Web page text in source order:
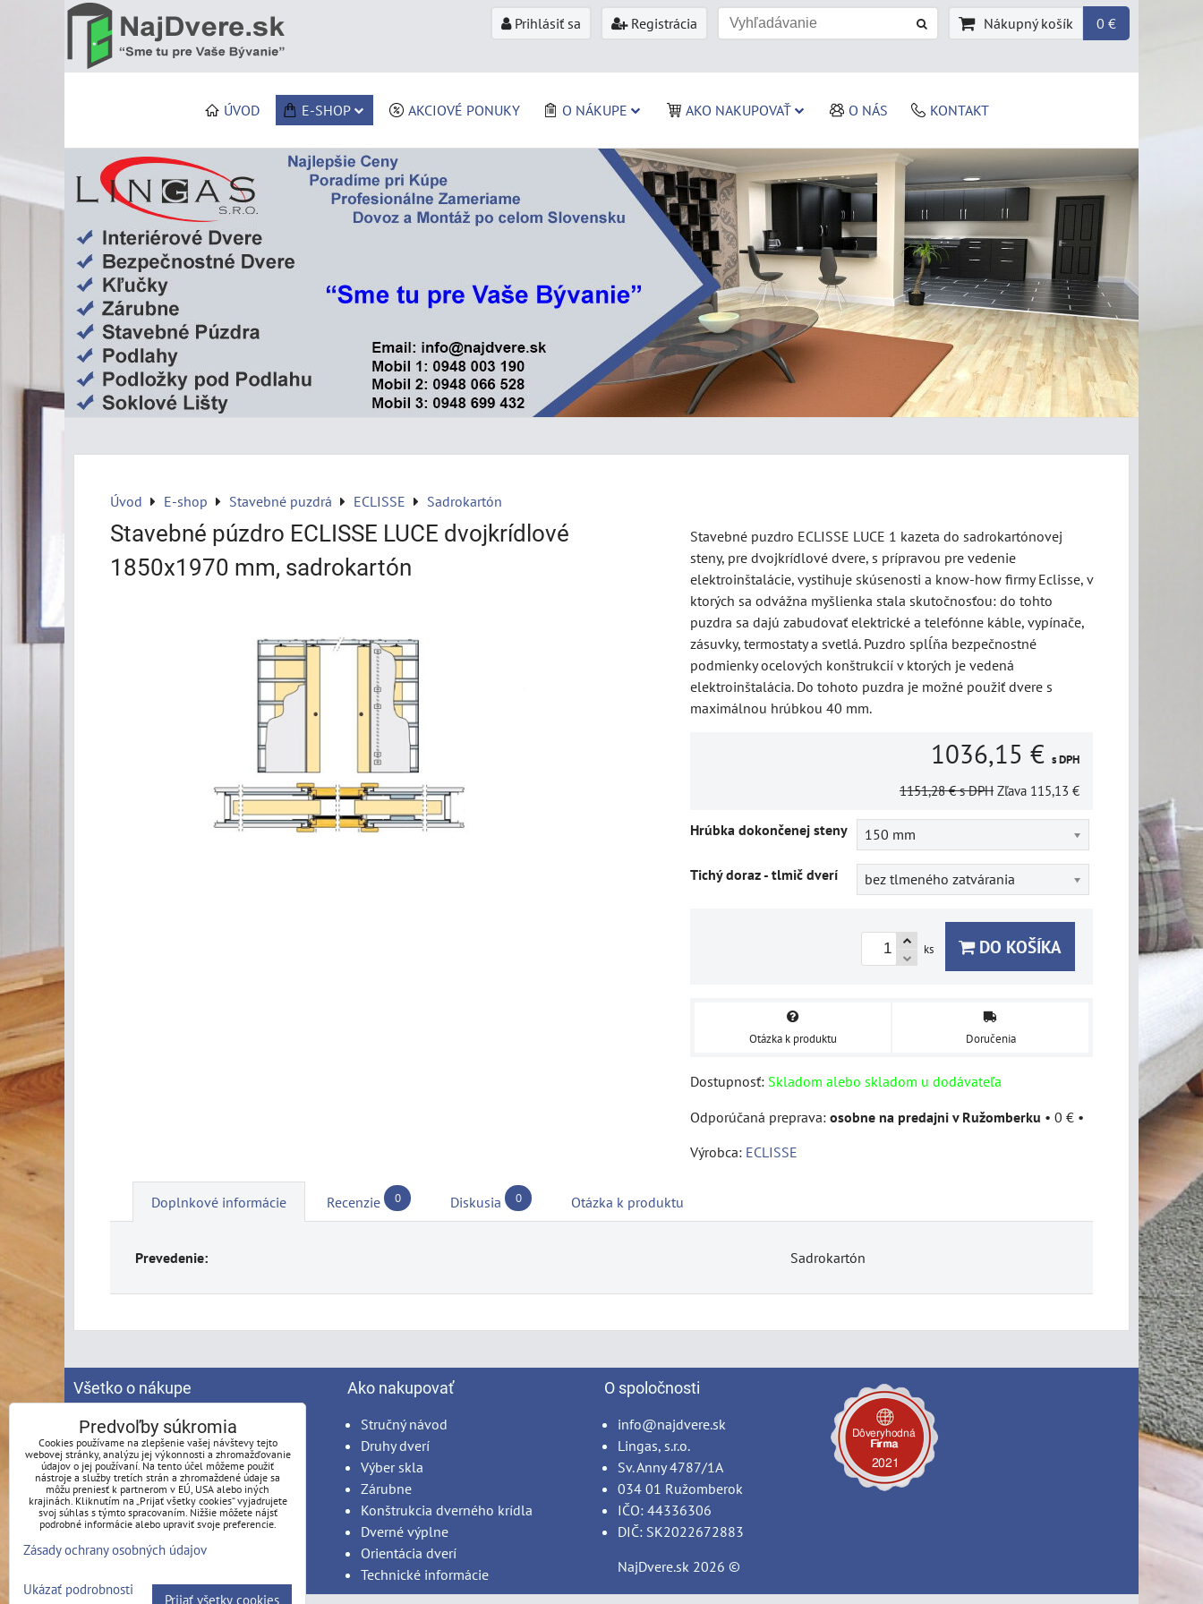
Prihlásiť sa Registrácia Nákupný košík 0 €
ÚVOD E-SHOP AKCIOVÉ PONUKY O NÁKUPE AKO NAKUPOVAŤ O NÁS KONTAKT
Úvod E-shop Stavebné puzdrá ECLISSE Sadrokartón
Stavebné púzdro ECLISSE LUCE dvojkrídlové
1850x1970 mm, sadrokartón
Stavebné puzdro ECLISSE LUCE 1 kazeta do sadrokartónovej
steny, pre dvojkrídlové dvere, s prípravou pre vedenie
elektroinštalácie, vystihuje skúsenosti a know-how firmy Eclisse, v
ktorých sa odvážna myšlienka stala skutočnosťou: do tohto
puzdra sa dajú zabudovať elektrické a telefónne káble, vypínače,
zásuvky, termostaty a svetlá. Puzdro splĺňa bezpečnostné
podmienky ocelových konštrukcií v ktorých je vedená
elektroinštalácia. Do tohoto puzdra je možné použiť dvere s
maximálnou hrúbkou 40 mm.
1036,15 € s DPH
1151,28 € s DPH Zľava 115,13 €
Hrúbka dokončenej steny 150 mm
Tichý doraz - tlmič dverí bez tlmeného zatvárania
ks DO KOŠÍKA
Otázka k produktu Doručenia
Dostupnosť: Skladom alebo skladom u dodávateľa
osobne na predajni v Ružomberku • 0 € •
Výrobca: ECLISSE
Doplnkové informácie Recenzie 0 Diskusia 0 Otázka k produktu
Prevedenie: Sadrokartón
Všetko o nákupe
Spracovanie osobných údajov
Obchodné podmienky
Reklamačný poriadok
Možnosti platby
Možnosti dopravy
Produkty na mieru - podmienky
Montáž
Ako nakupovať
Stručný návod
Druhy dverí
Výber skla
Zárubne
Konštrukcia dverného krídla
Dverné výplne
Orientácia dverí
Technické informácie
O spoločnosti
info@najdvere.sk
Lingas, s.r.o.
Sv. Anny 4787/1A
034 01 Ružomberok
IČO: 44336306
DIČ: SK2022672883
NajDvere.sk 2026 ©
Predvoľby súkromia
Cookies používame na zlepšenie vašej návštevy tejto
webovej stránky, analýzu jej výkonnosti a zhromažďovanie
údajov o jej používaní. Na tento účel môžeme použiť
nástroje a služby tretích strán a zhromaždené údaje sa
môžu preniesť k partnerom v EÚ, USA alebo iných
krajinách. Kliknutím na „Prijať všetky cookies“ vyjadrujete
svoj súhlas s týmto spracovaním. Nižšie môžete nájsť
podrobné informácie alebo upraviť svoje preferencie.
Zásady ochrany osobných údajov
Ukázať podrobnosti
Prijať všetky cookies